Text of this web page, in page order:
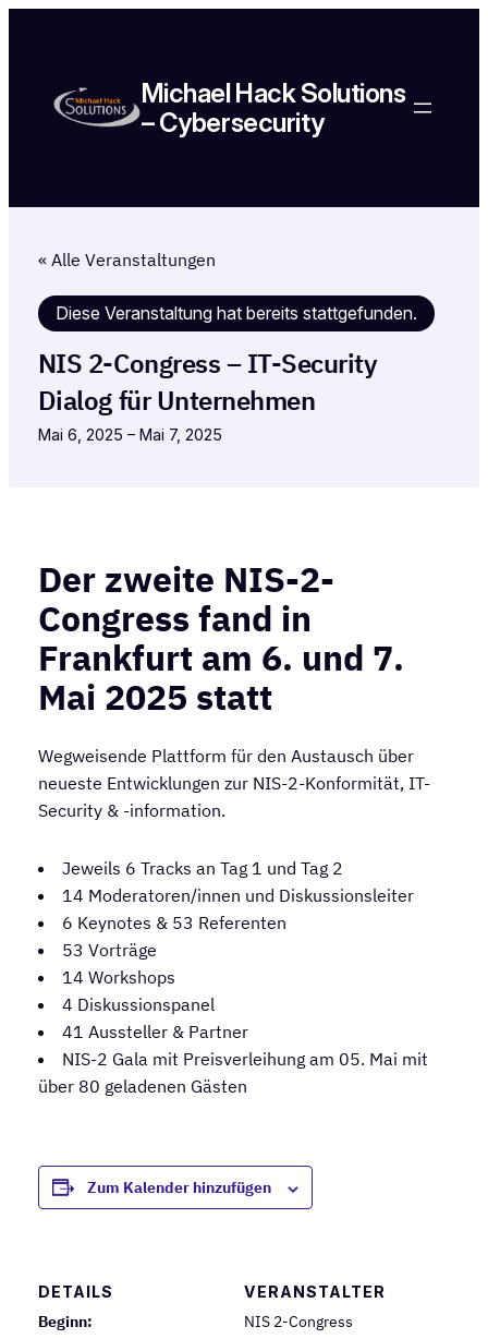
Michael Hack Solutions
– Cybersecurity
« Alle Veranstaltungen
Diese Veranstaltung hat bereits stattgefunden.
NIS 2-Congress – IT-Security
Dialog für Unternehmen
Mai 6, 2025 – Mai 7, 2025
Der zweite NIS-2-
Congress fand in
Frankfurt am 6. und 7.
Mai 2025 statt
Wegweisende Plattform für den Austausch über
neueste Entwicklungen zur NIS-2-Konformität, IT-
Security & -information.
Jeweils 6 Tracks an Tag 1 und Tag 2
14 Moderatoren/innen und Diskussionsleiter
6 Keynotes & 53 Referenten
53 Vorträge
14 Workshops
4 Diskussionspanel
41 Aussteller & Partner
NIS-2 Gala mit Preisverleihung am 05. Mai mit
über 80 geladenen Gästen
Zum Kalender hinzufügen
DETAILS
Beginn:
VERANSTALTER
NIS 2-Congress